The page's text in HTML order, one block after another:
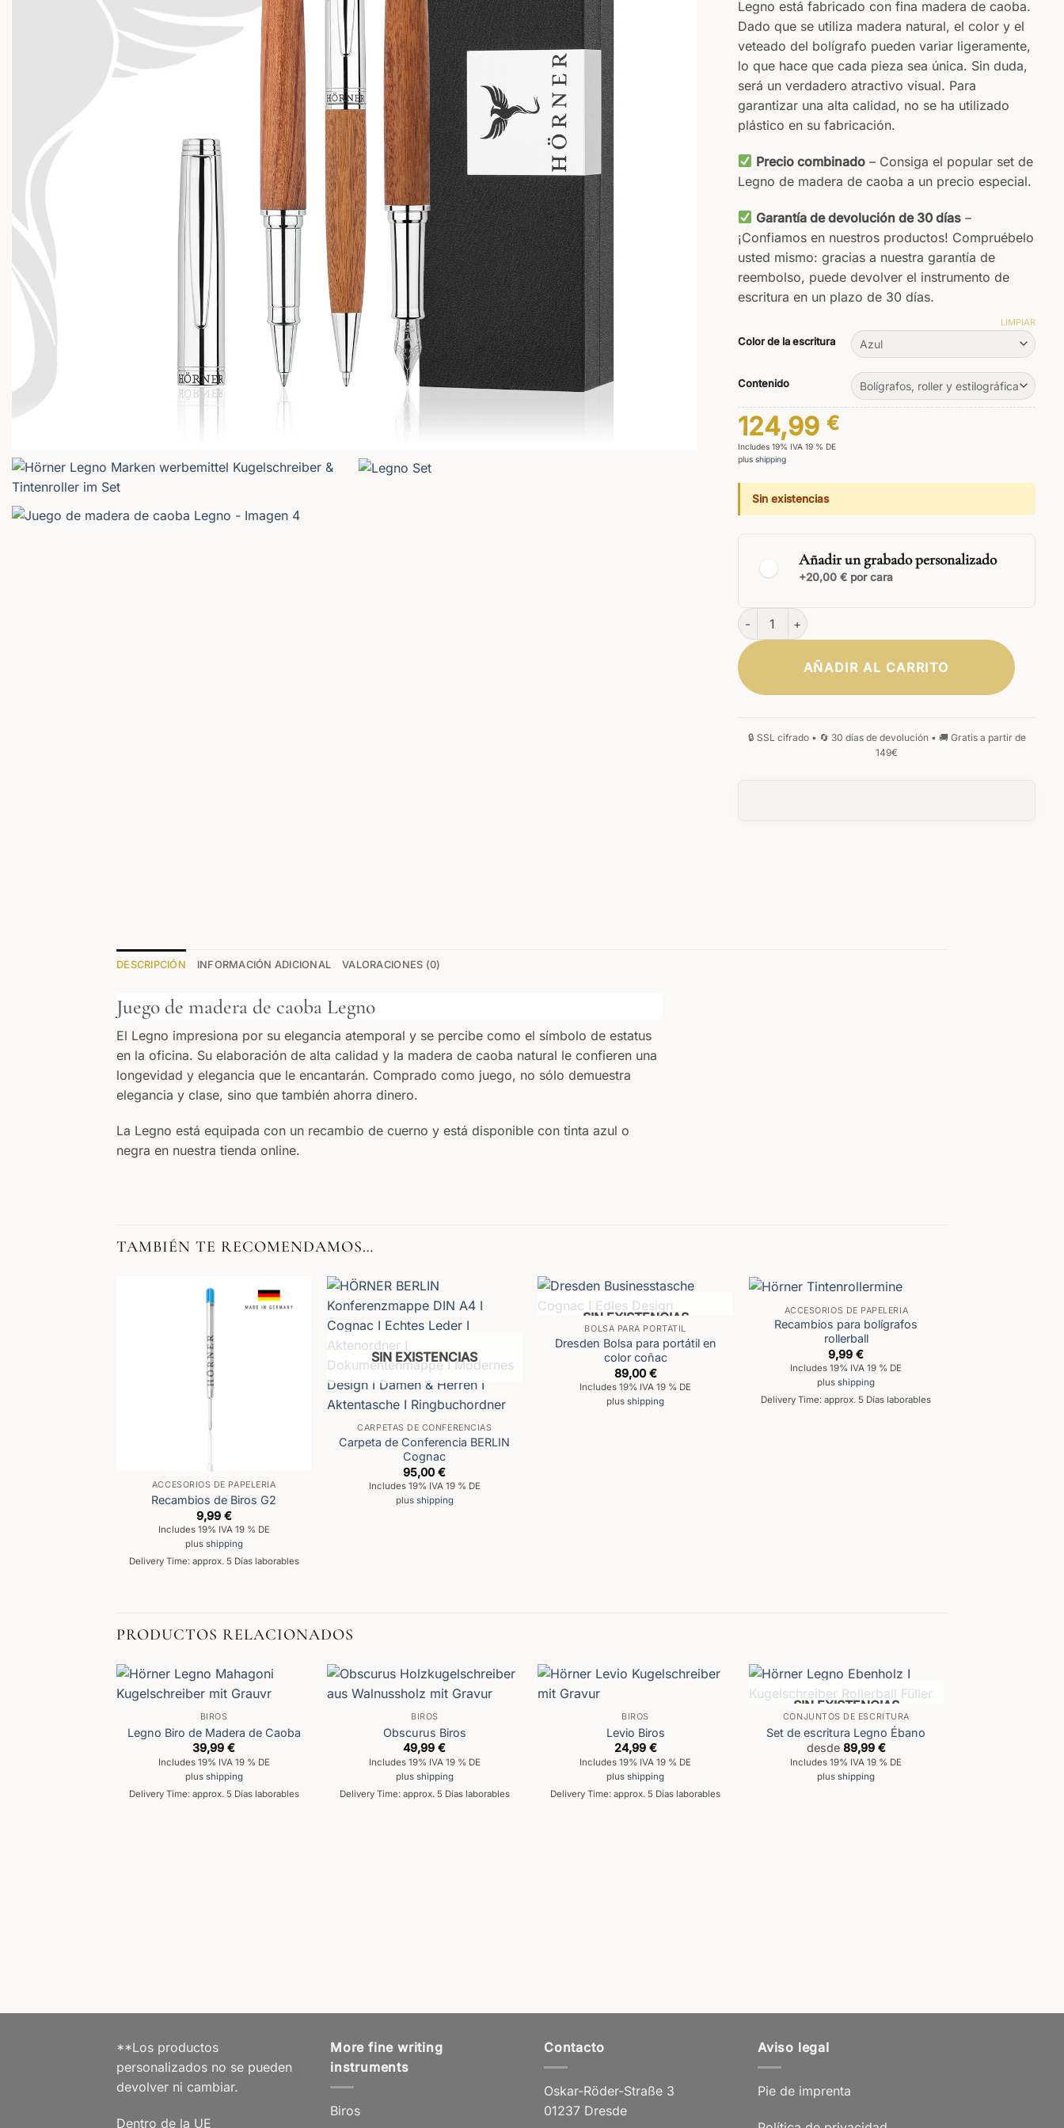
Legno está fabricado con fina madera de caoba.
Dado que se utiliza madera natural, el color y el
veteado del bolígrafo pueden variar ligeramente,
lo que hace que cada pieza sea única. Sin duda,
será un verdadero atractivo visual. Para
garantizar una alta calidad, no se ha utilizado
plástico en su fabricación.
Precio combinado – Consiga el popular set de
Legno de madera de caoba a un precio especial.
Garantía de devolución de 30 días –
¡Confiamos en nuestros productos! Compruébelo
usted mismo: gracias a nuestra garantía de
reembolso, puede devolver el instrumento de
escritura en un plazo de 30 días.
Color de la escritura
Contenido
LIMPIAR
124,99 €
Includes 19% IVA 19 % DE
plus shipping
Sin existencias
Añadir un grabado personalizado
+20,00 € por cara
ELEGANTE
Juego de madera de caoba Legno cantidad
AÑADIR AL CARRITO
DESCRIPCIÓN INFORMACIÓN ADICIONAL VALORACIONES (0)
Juego de madera de caoba Legno
El Legno impresiona por su elegancia atemporal y se percibe como el símbolo de estatus
en la oficina. Su elaboración de alta calidad y la madera de caoba natural le confieren una
longevidad y elegancia que le encantarán. Comprado como juego, no sólo demuestra
elegancia y clase, sino que también ahorra dinero.
La Legno está equipada con un recambio de cuerno y está disponible con tinta azul o
negra en nuestra tienda online.
TAMBIÉN TE RECOMENDAMOS…
ACCESORIOS DE PAPELERÍA
Recambios de Biros G2
9,99 €
Includes 19% IVA 19 % DE
plus shipping
Delivery Time: approx. 5 Días laborables
SIN EXISTENCIAS
CARPETAS DE CONFERENCIAS
Carpeta de Conferencia BERLIN
Cognac
95,00€
Includes 19% IVA 19 % DE
plus shipping
SIN EXISTENCIAS
BOLSA PARA PORTÁTIL
Dresden Bolsa para portátil en
color coñac
89,00 €
Includes 19% IVA 19 % DE
plusshipping
ACCESORIOS DE PAPELERÍA
Recambios para bolígrafos
rollerball
9,99€
Includes 19% IVA 19 % DE
plusshipping
Delivery Time: approx. 5 Días laborables
PRODUCTOS RELACIONADOS
BIROS
Legno Biro de Madera de Caoba
39,99€
Includes 19% IVA 19 % DE
plus shipping
Delivery Time: approx. 5 Días laborables
BIROS
Obscurus Biros
49,99€
Includes 19% IVA 19 % DE
plus shipping
Delivery Time: approx. 5 Días laborables
BIROS
Levio Biros
24,99 €
Includes 19% IVA 19 % DE
plusshipping
Delivery Time: approx. 5 Días laborables
SIN EXISTENCIAS
CONJUNTOS DE ESCRITURA
Set de escritura Legno Ébano
desde 89,99 €
Includes 19% IVA 19 % DE
plusshipping
**Los productos
personalizados no se pueden
devolver ni cambiar.
Dentro de la UE
More fine writing
instruments
Biros
Contacto
Oskar-Röder-Straße 3
01237 Dresde
Aviso legal
Pie de imprenta